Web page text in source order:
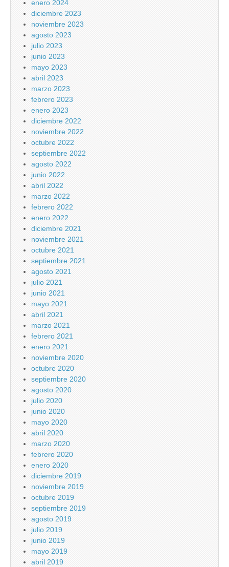
enero 2024
diciembre 2023
noviembre 2023
agosto 2023
julio 2023
junio 2023
mayo 2023
abril 2023
marzo 2023
febrero 2023
enero 2023
diciembre 2022
noviembre 2022
octubre 2022
septiembre 2022
agosto 2022
junio 2022
abril 2022
marzo 2022
febrero 2022
enero 2022
diciembre 2021
noviembre 2021
octubre 2021
septiembre 2021
agosto 2021
julio 2021
junio 2021
mayo 2021
abril 2021
marzo 2021
febrero 2021
enero 2021
noviembre 2020
octubre 2020
septiembre 2020
agosto 2020
julio 2020
junio 2020
mayo 2020
abril 2020
marzo 2020
febrero 2020
enero 2020
diciembre 2019
noviembre 2019
octubre 2019
septiembre 2019
agosto 2019
julio 2019
junio 2019
mayo 2019
abril 2019